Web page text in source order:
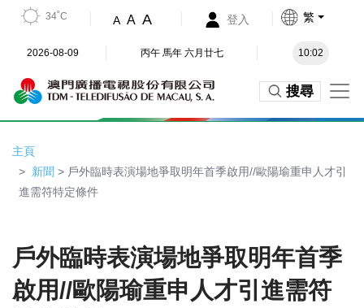
34˚C A A A 登入 繁
2026-08-09 丙午 馬年 六月廿七 10:02
搜尋
主頁
新聞 > 戶外臨時表演場地爭取明年首季啟用//歐陽瑜重申人才引
進需符特定條件
戶外臨時表演場地爭取明年首季
啟用//歐陽瑜重申人才引進需符